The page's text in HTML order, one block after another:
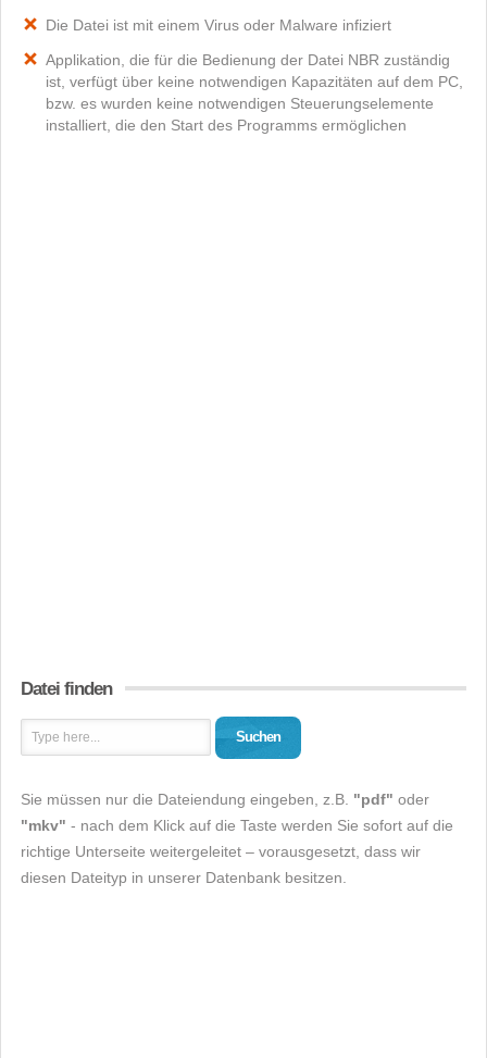
Die Datei ist mit einem Virus oder Malware infiziert
Applikation, die für die Bedienung der Datei NBR zuständig
ist, verfügt über keine notwendigen Kapazitäten auf dem PC,
bzw. es wurden keine notwendigen Steuerungselemente
installiert, die den Start des Programms ermöglichen
Datei finden
Suchen
Sie müssen nur die Dateiendung eingeben, z.B. "pdf" oder
"mkv" - nach dem Klick auf die Taste werden Sie sofort auf die
richtige Unterseite weitergeleitet – vorausgesetzt, dass wir
diesen Dateityp in unserer Datenbank besitzen.